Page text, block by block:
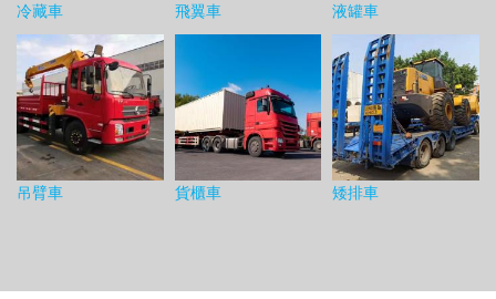
冷藏車 飛翼車 液罐車
吊臂車 貨櫃車 矮排車